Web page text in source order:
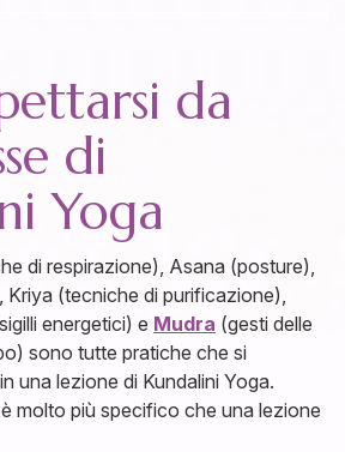
da
di
Yoga
di respirazione), Asana (posture),
Kriya (tecniche di purificazione),
energetici) e Mudra (gesti delle
sono tutte pratiche che si
una lezione di Kundalini Yoga.
è molto più specifico che una lezione